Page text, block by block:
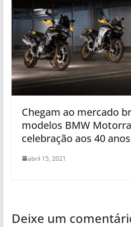
Chegam ao mercado
modelos BMW
celebração aos 40
abril 15, 2021
Deixe um